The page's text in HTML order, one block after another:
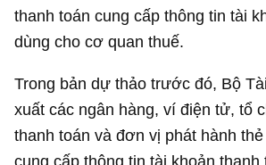
thanh toán cung cấp thông tin tài
dùng cho cơ quan thuế.
Trong bản dự thảo trước đó, Bộ
xuất các ngân hàng, ví điện tử, tổ
thanh toán và đơn vị phát hành
cung cấp thông tin tài khoản thanh